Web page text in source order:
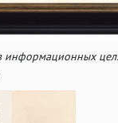
информационных